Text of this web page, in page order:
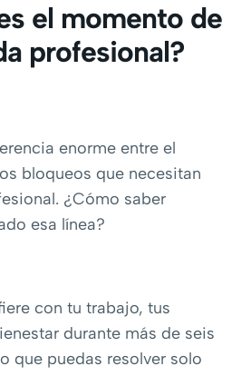
el momento de
profesional?
enorme entre el
bloqueos que necesitan
¿Cómo saber
esa línea?
con tu trabajo, tus
durante más de seis
que puedas resolver solo